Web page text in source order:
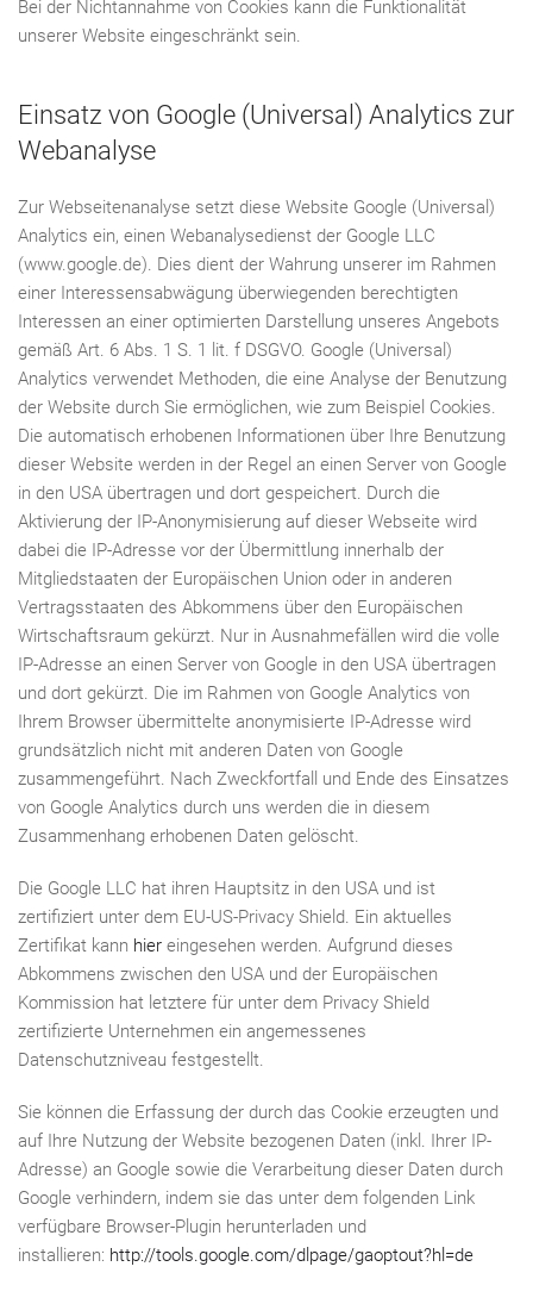
Bei der Nichtannahme von Cookies kann die Funktionalität
unserer Website eingeschränkt sein.
Einsatz von Google (Universal) Analytics zur
Webanalyse
Zur Webseitenanalyse setzt diese Website Google (Universal)
Analytics ein, einen Webanalysedienst der Google LLC
(www.google.de). Dies dient der Wahrung unserer im Rahmen
einer Interessensabwägung überwiegenden berechtigten
Interessen an einer optimierten Darstellung unseres Angebots
gemäß Art. 6 Abs. 1 S. 1 lit. f DSGVO. Google (Universal)
Analytics verwendet Methoden, die eine Analyse der Benutzung
der Website durch Sie ermöglichen, wie zum Beispiel Cookies.
Die automatisch erhobenen Informationen über Ihre Benutzung
dieser Website werden in der Regel an einen Server von Google
in den USA übertragen und dort gespeichert. Durch die
Aktivierung der IP-Anonymisierung auf dieser Webseite wird
dabei die IP-Adresse vor der Übermittlung innerhalb der
Mitgliedstaaten der Europäischen Union oder in anderen
Vertragsstaaten des Abkommens über den Europäischen
Wirtschaftsraum gekürzt. Nur in Ausnahmefällen wird die volle
IP-Adresse an einen Server von Google in den USA übertragen
und dort gekürzt. Die im Rahmen von Google Analytics von
Ihrem Browser übermittelte anonymisierte IP-Adresse wird
grundsätzlich nicht mit anderen Daten von Google
zusammengeführt. Nach Zweckfortfall und Ende des Einsatzes
von Google Analytics durch uns werden die in diesem
Zusammenhang erhobenen Daten gelöscht.
Die Google LLC hat ihren Hauptsitz in den USA und ist
zertifiziert unter dem EU-US-Privacy Shield. Ein aktuelles
Zertifikat kann hier eingesehen werden. Aufgrund dieses
Abkommens zwischen den USA und der Europäischen
Kommission hat letztere für unter dem Privacy Shield
zertifizierte Unternehmen ein angemessenes
Datenschutzniveau festgestellt.
Sie können die Erfassung der durch das Cookie erzeugten und
auf Ihre Nutzung der Website bezogenen Daten (inkl. Ihrer IP-
Adresse) an Google sowie die Verarbeitung dieser Daten durch
Google verhindern, indem sie das unter dem folgenden Link
verfügbare Browser-Plugin herunterladen und
installieren: http://tools.google.com/dlpage/gaoptout?hl=de